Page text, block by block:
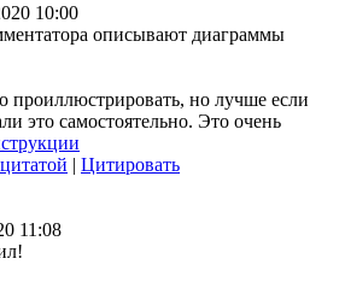
10:00
описывают диаграммы
проиллюстрировать, но лучше если
это самостоятельно. Это очень
| Цитировать
11:08